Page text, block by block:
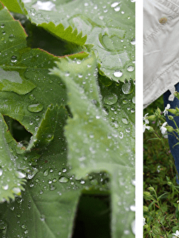
Exporter les lignes
Exporter toutes les colonnes
Exporter uniquement les
Menu
Ajoutez un logo, un bouton,
Cliquez pour éditer
Accueil▴
L'association
▴▾